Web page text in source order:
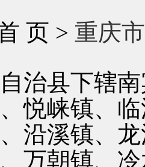
页 > 重庆
治县下辖
悦崃镇、
沿溪镇、
万朝镇、